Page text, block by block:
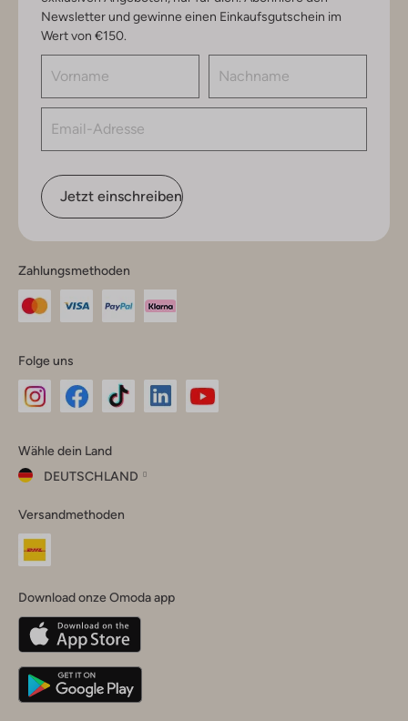
Newsletter und gewinne einen Einkaufsgutschein im
Wert von €150.
Jetzt einschreiben
Zahlungsmethoden
Folge uns
Instagram
Facebook
TikTok
Wähle dein Land
DEUTSCHLAND
dein
Land
Belgique(Français)
Deutschland
Versandmethoden
Download onze Omoda app